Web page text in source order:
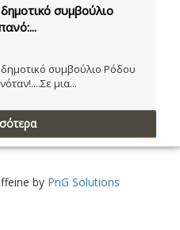
συμβούλιο
συμβούλιο Ρόδου
μια...
by PnG Solutions